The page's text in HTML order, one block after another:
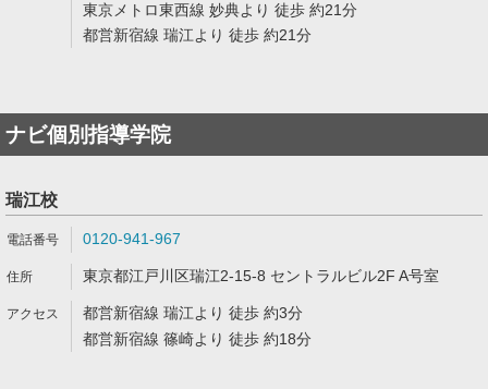
東京メトロ東西線 妙典より 徒歩 約21分
都営新宿線 瑞江より 徒歩 約21分
ナビ個別指導学院
瑞江校
0120-941-967
東京都江戸川区瑞江2-15-8 セントラルビル2F A号室
都営新宿線 瑞江より 徒歩 約3分
都営新宿線 篠崎より 徒歩 約18分